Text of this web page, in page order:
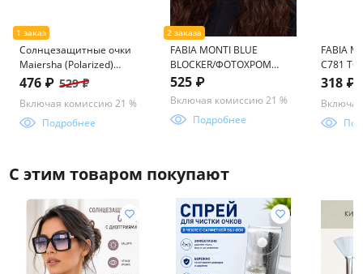
Солнцезащитные очки
Maiersha (Polarized)
03895 60-15-144 С9-124
476 ₽ 529 ₽
Включая комиссию 21 %
Подробнее
FABIA MONTI BLUE
BLOCKER/ФОТОХРОМ
FM517 57-18-145
525 ₽
Включая комиссию 21 %
Подробнее
FABIA
C781
145
318 ₽
С этим товаром покупают